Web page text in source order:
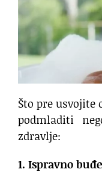
Što pre usvojite
podmladiti
zdravlje:
1. Ispravno